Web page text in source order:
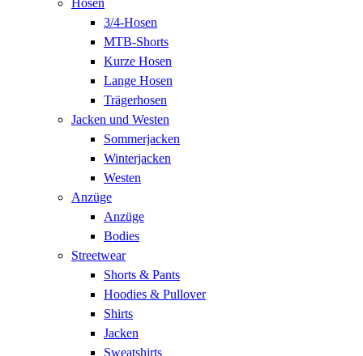
3/4-Hosen
MTB-Shorts
Kurze Hosen
Lange Hosen
Trägerhosen
Jacken und Westen
Sommerjacken
Winterjacken
Westen
Anzüge
Anzüge
Bodies
Streetwear
Shorts & Pants
Hoodies & Pullover
Shirts
Jacken
Sweatshirts